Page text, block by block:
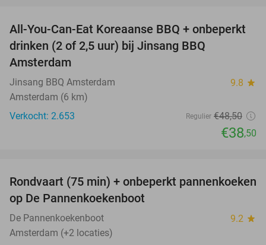
21%
All-You-Can-Eat Koreaanse BBQ + onbeperkt
drinken (2 of 2,5 uur) bij Jinsang BBQ
Amsterdam
Jinsang BBQ Amsterdam 9.8 star
Amsterdam (6 km)
Verkocht: 2.653
Regulier €48,50
€38,50
30%
Rondvaart (75 min) + onbeperkt pannenkoeken
op De Pannenkoekenboot
De Pannenkoekenboot 9.2 star
Amsterdam (+2 locaties)